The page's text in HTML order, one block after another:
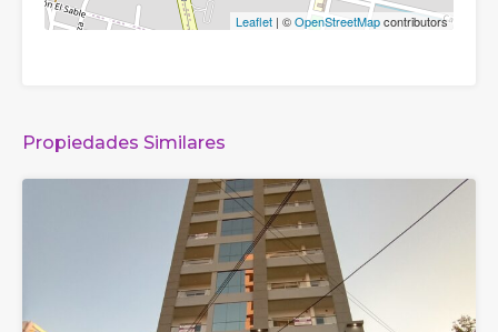
Leaflet | ©OpenStreetMapcontributors
Propiedades Similares